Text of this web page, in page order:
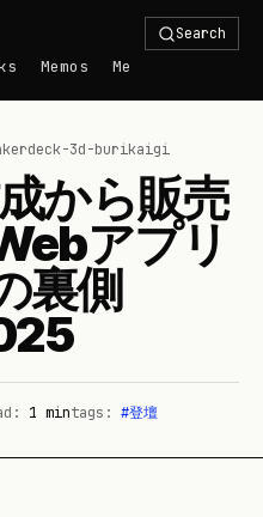
Search
Memos Me
3d-burikaigi
から販売
アプリ
裏側
1 mintags: #登壇